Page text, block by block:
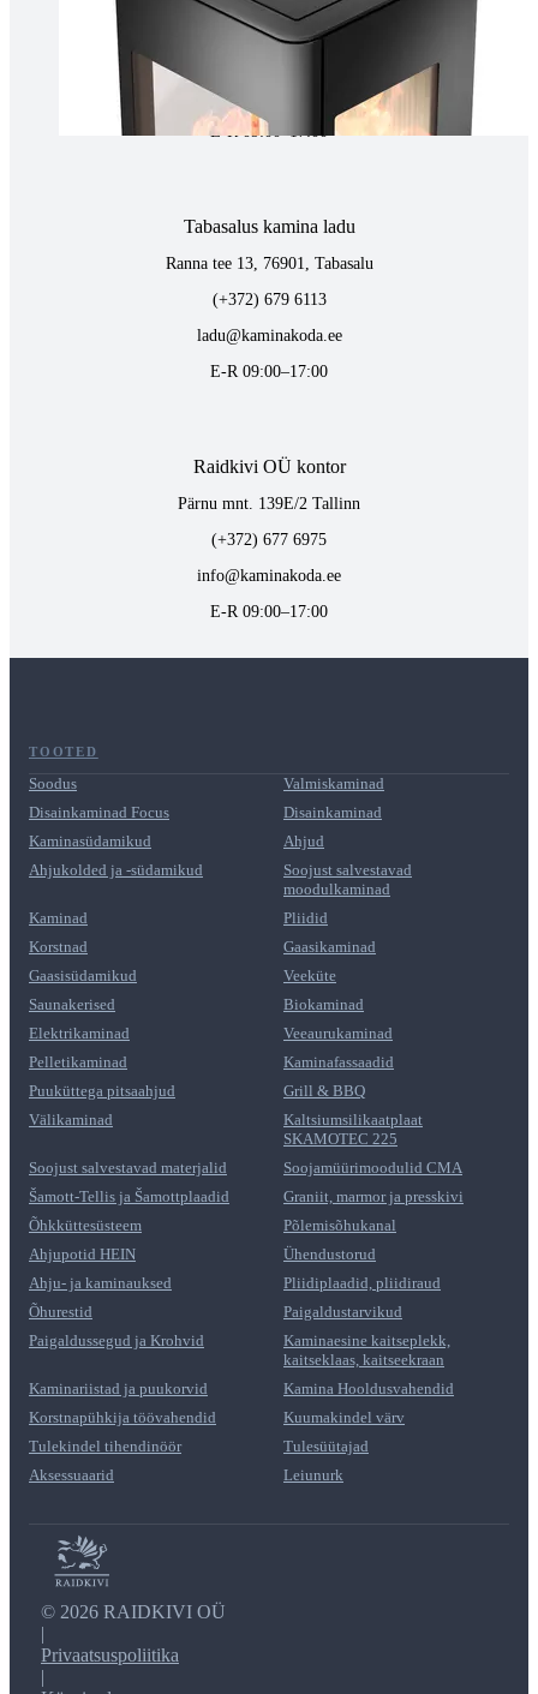
Tähe 127E, Tartu
vaino@raidkivi.ee
E-R 09:00–17:00
Tabasalus kamina ladu
Ranna tee 13, 76901, Tabasalu
(+372) 679 6113
ladu@kaminakoda.ee
E-R 09:00–17:00
Raidkivi OÜ kontor
Pärnu mnt. 139E/2 Tallinn
(+372) 677 6975
info@kaminakoda.ee
E-R 09:00–17:00
TOOTED
Soodus
Valmiskaminad
Disainkaminad Focus
Disainkaminad
Kaminasüdamikud
Ahjud
Ahjukolded ja -südamikud
Soojust salvestavad
moodulkaminad
Kaminad
Pliidid
Korstnad
Gaasikaminad
Gaasisüdamikud
Veeküte
Saunakerised
Biokaminad
Elektrikaminad
Veeaurukaminad
Pelletikaminad
Kaminafassaadid
Puuküttega pitsaahjud
Grill & BBQ
Välikaminad
Kaltsiumsilikaatplaat
SKAMOTEC 225
Soojust salvestavad materjalid
Soojamüürimoodulid CMA
Šamott-Tellis ja Šamottplaadid
Graniit, marmor ja presskivi
Õhkküttesüsteem
Põlemisõhukanal
Ahjupotid HEIN
Ühendustorud
Ahju- ja kaminauksed
Pliidiplaadid, pliidiraud
Õhurestid
Paigaldustarvikud
Paigaldussegud ja Krohvid
Kaminaesine kaitseplekk,
kaitseklaas, kaitseekraan
Kaminariistad ja puukorvid
Kamina Hooldusvahendid
Korstnapühkija töövahendid
Kuumakindel värv
Tulekindel tihendinöör
Tulesüütajad
Aksessuaarid
Leiunurk
© 2026 RAIDKIVI OÜ
|
Privaatsuspoliitika
|